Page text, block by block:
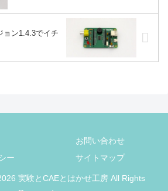
ョン1.4.3でイチ
お問い合わせ
ー
サイトマップ
実験とCAEとはかせ工房 All Rights